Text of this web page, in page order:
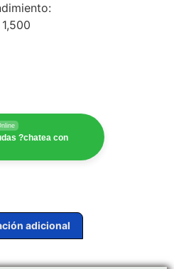
1,500
?chatea con
adicional